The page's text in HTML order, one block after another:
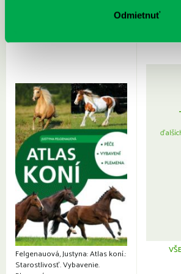
Odmietnuť
Felgenauová, Justyna: Atlas koní.:
Starostlivosť. Vybavenie.